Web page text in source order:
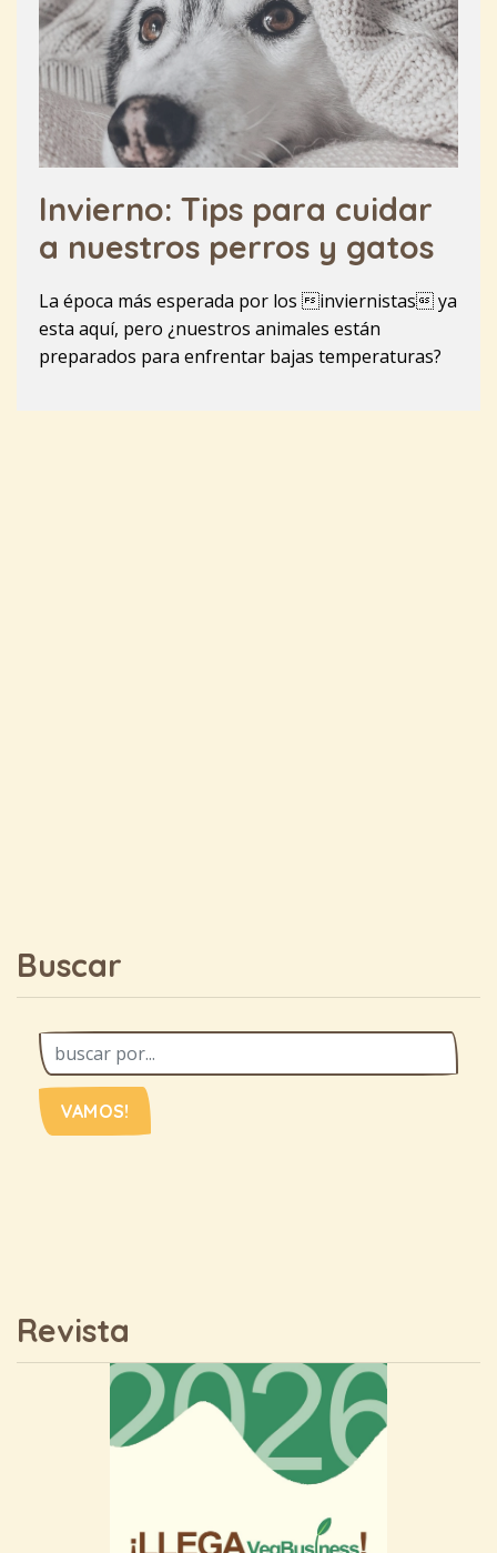
Invierno: Tips para cuidar
a nuestros perros y gatos
La época más esperada por los inviernistas ya
esta aquí, pero ¿nuestros animales están
preparados para enfrentar bajas temperaturas?
Buscar
VAMOS!
Revista